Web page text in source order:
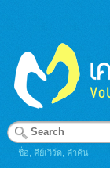
ชื่อ, คีย์เวิร์ด, คำค้น